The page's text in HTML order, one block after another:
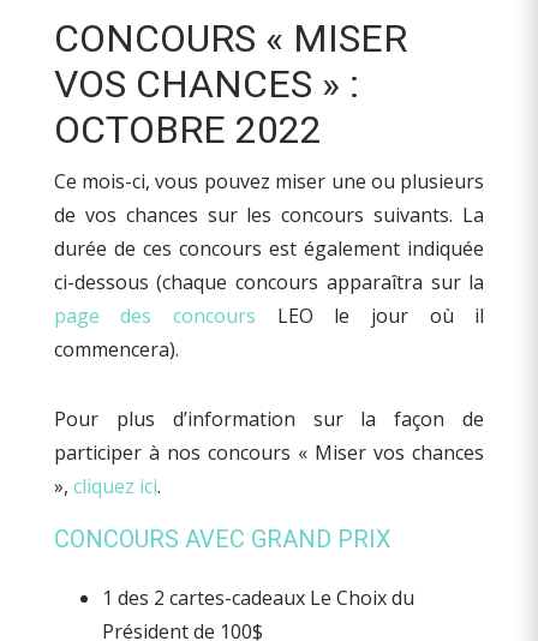
CONCOURS « MISER
VOS CHANCES » :
OCTOBRE 2022
Ce mois-ci, vous pouvez miser une ou plusieurs
de vos chances sur les concours suivants. La
durée de ces concours est également indiquée
ci-dessous (chaque concours apparaîtra sur la
page des concours LEO le jour où il
commencera).
Pour plus d’information sur la façon de
participer à nos concours « Miser vos chances
», cliquez ici.
CONCOURS AVEC GRAND PRIX
1 des 2 cartes-cadeaux Le Choix du
Président de 100$